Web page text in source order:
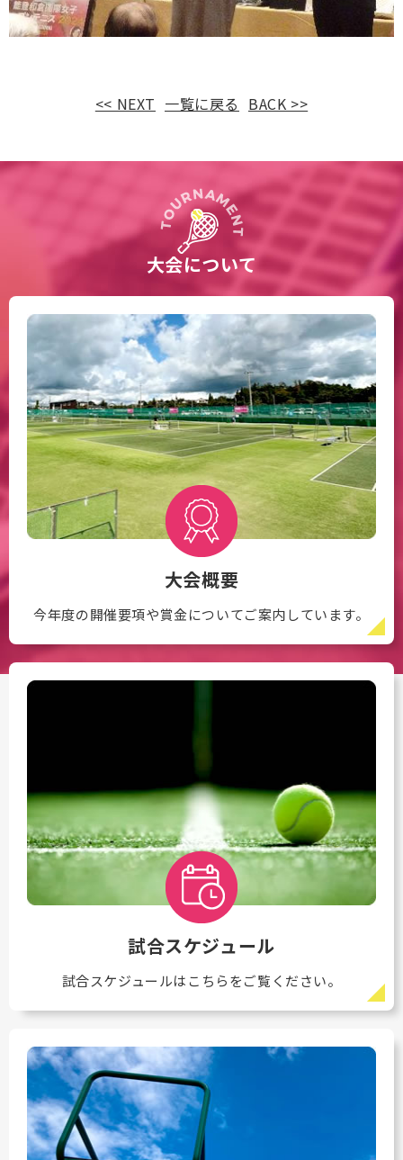
<< NEXT 一覧に戻る BACK >>
大会について
大会概要
今年度の開催要項や賞金についてご案内しています。
試合スケジュール
試合スケジュールはこちらをご覧ください。